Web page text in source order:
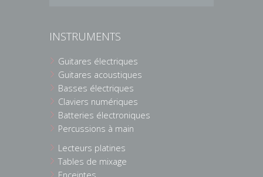
INSTRUMENTS
Guitares électriques
Guitares acoustiques
Basses électriques
Claviers numériques
Batteries électroniques
Percussions à main
Lecteurs platines
Tables de mixage